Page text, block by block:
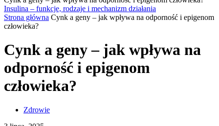
Insulina – funkcje, rodzaje i mechanizm działania
Strona główna Cynk a geny – jak wpływa na odporność i epigenom
człowieka?
Cynk a geny – jak wpływa na
odporność i epigenom
człowieka?
Zdrowie